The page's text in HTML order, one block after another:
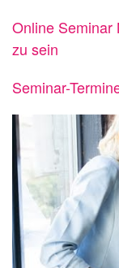
Online Seminar
zu sein
Seminar-